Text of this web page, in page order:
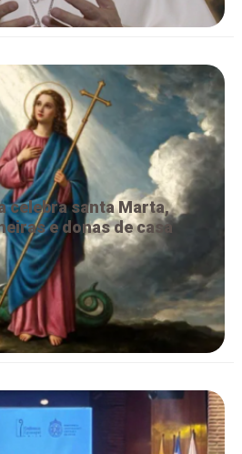
celebra santa Marta,
e donas de casa